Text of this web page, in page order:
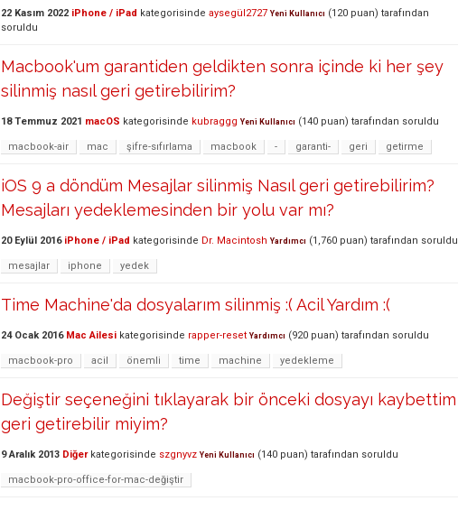
22 Kasım 2022 iPhone / iPad kategorisinde aysegül2727 Yeni Kullanıcı (120 puan) tarafından
soruldu
Macbook'um garantiden geldikten sonra içinde ki her şey
silinmiş nasıl geri getirebilirim?
18 Temmuz 2021 macOS kategorisinde kubraggg Yeni Kullanıcı (140 puan) tarafından soruldu
macbook-air mac şifre-sıfırlama macbook - garanti- geri getirme
iOS 9 a döndüm Mesajlar silinmiş Nasıl geri getirebilirim?
Mesajları yedeklemesinden bir yolu var mı?
20 Eylül 2016 iPhone / iPad kategorisinde Dr. Macintosh Yardımcı (1,760 puan) tarafından soruldu
mesajlar iphone yedek
Time Machine'da dosyalarım silinmiş :( Acil Yardım :(
24 Ocak 2016 Mac Ailesi kategorisinde rapper-reset Yardımcı (920 puan) tarafından soruldu
macbook-pro acil önemli time machine yedekleme
Değiştir seçeneğini tıklayarak bir önceki dosyayı kaybettim
geri getirebilir miyim?
9 Aralık 2013 Diğerkategorisinde szgnyvz Yeni Kullanıcı (140 puan) tarafından soruldu
macbook-pro-office-for-mac-değiştir